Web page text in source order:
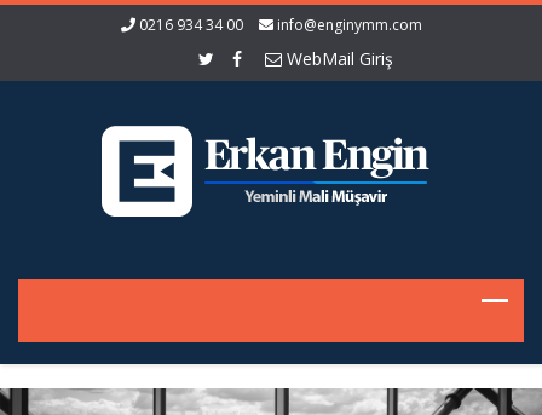
0216 934 34 00 info@enginymm.com
WebMail Giriş